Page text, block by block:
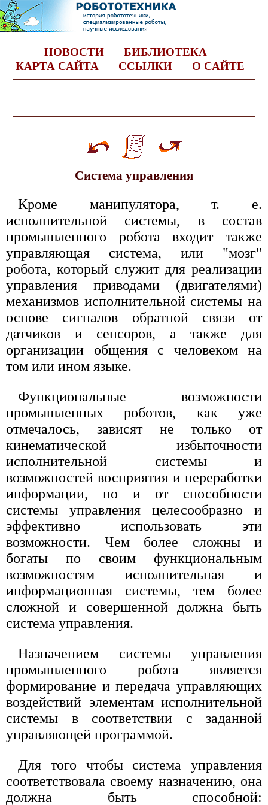
НОВОСТИ
БИБЛИОТЕКА
КАРТА САЙТА
ССЫЛКИ О САЙТЕ
Система управления
Кроме манипулятора, т. е.
исполнительной системы, в состав
промышленного робота входит также
управляющая система, или "мозг"
робота, который служит для реализации
управления приводами (двигателями)
механизмов исполнительной системы на
основе сигналов обратной связи от
датчиков и сенсоров, а также для
организации общения с человеком на
том или ином языке.
Функциональные возможности
промышленных роботов, как уже
отмечалось, зависят не только от
кинематической избыточности
исполнительной системы и
возможностей восприятия и переработки
информации, но и от способности
системы управления целесообразно и
эффективно использовать эти
возможности. Чем более сложны и
богаты по своим функциональным
возможностям исполнительная и
информационная системы, тем более
сложной и совершенной должна быть
система управления.
Назначением системы управления
промышленного робота является
формирование и передача управляющих
воздействий элементам исполнительной
системы в соответствии с заданной
управляющей программой.
Для того чтобы система управления
соответствовала своему назначению, она
должна быть способной: